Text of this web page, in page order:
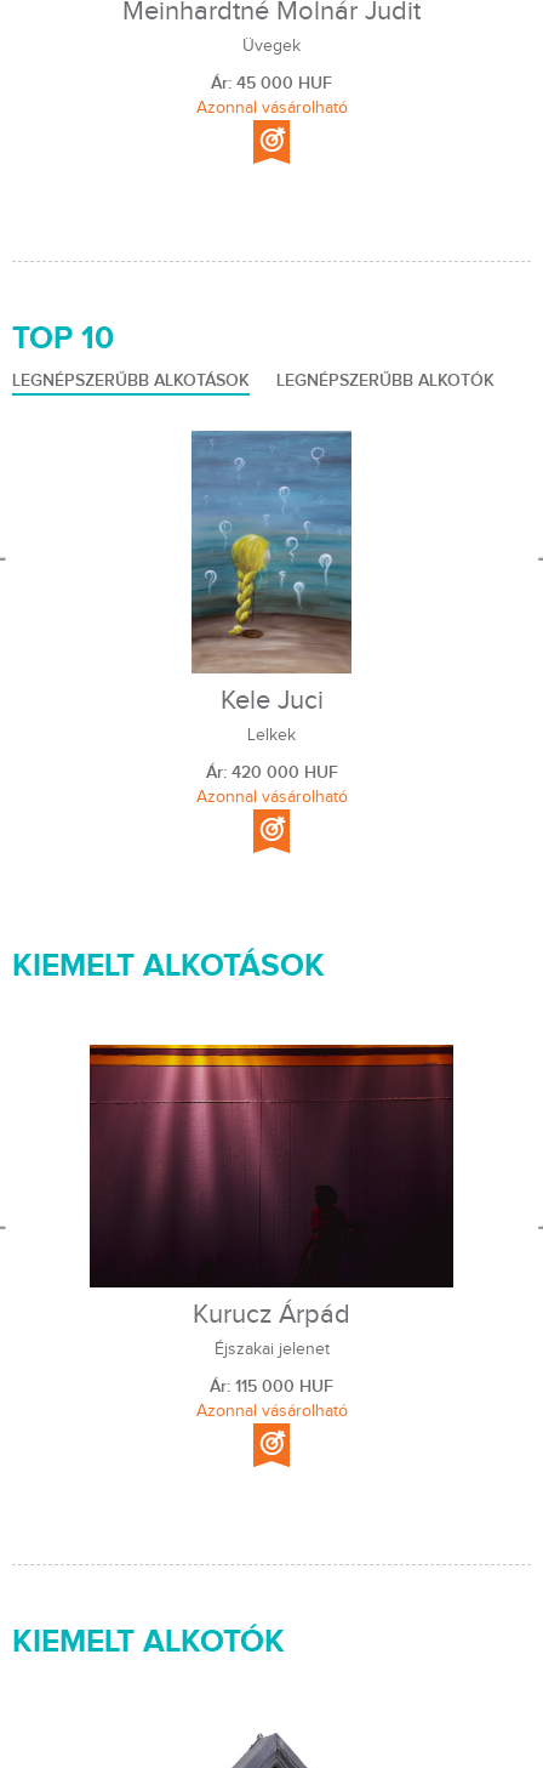
Meinhardtné Molnár Judit
Üvegek
Ár: 45 000 HUF
Azonnal vásárolható
TOP 10
LEGNÉPSZERŰBB ALKOTÁSOK LEGNÉPSZERŰBB ALKOTÓK
Kele Juci
Lelkek
Ár: 420 000 HUF
Azonnal vásárolható
KIEMELT ALKOTÁSOK
Kurucz Árpád
Éjszakai jelenet
Ár: 115 000 HUF
Azonnal vásárolható
KIEMELT ALKOTÓK